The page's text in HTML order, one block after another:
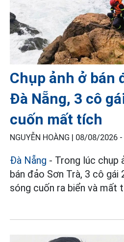
Chụp ảnh ở bán
Đà Nẵng, 3 cô
cuốn mất tích
NGUYỄN HOÀNG | 08/08/2026 -
Đà Nẵng - Trong lúc chụp
bán đảo Sơn Trà, 3 cô gái
sóng cuốn ra biển và mất